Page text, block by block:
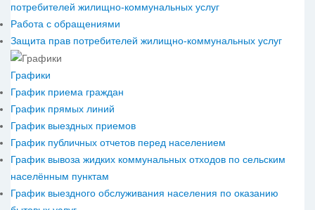
потребителей жилищно-коммунальных услуг
Работа с обращениями
Защита прав потребителей жилищно-коммунальных услуг
Графики
График приема граждан
График прямых линий
График выездных приемов
График публичных отчетов перед населением
График вывоза жидких коммунальных отходов по сельским
населённым пунктам
График выездного обслуживания населения по оказанию